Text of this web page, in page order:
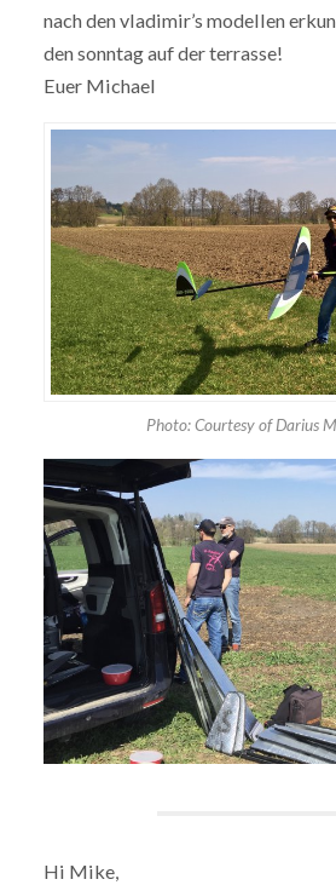
nach den vladimir’s modellen
den sonntag auf der terrasse!
Euer Michael
Photo: Courtesy of Darius
Hi Mike,